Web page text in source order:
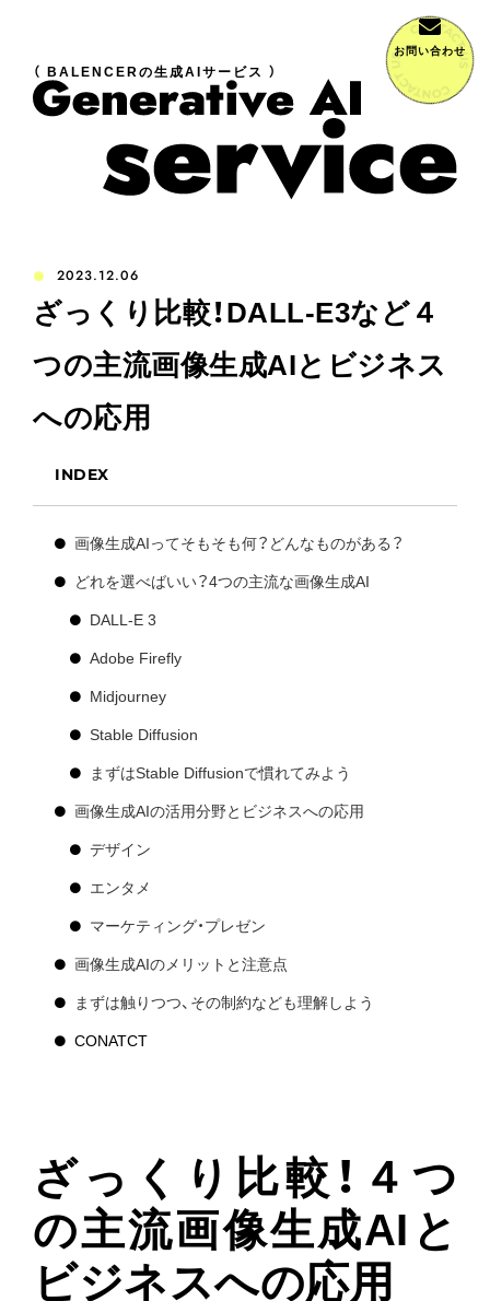
（ BALENCERの生成AIサービス ）
お問い合わせ
2023.12.06
ざっくり比較！DALL-E3など４
つの主流画像生成AIとビジネス
への応用
INDEX
画像生成AIってそもそも何？どんなものがある？
どれを選べばいい？4つの主流な画像生成AI
DALL-E 3
Adobe Firefly
Midjourney
Stable Diffusion
まずはStable Diffusionで慣れてみよう
画像生成AIの活用分野とビジネスへの応用
デザイン
エンタメ
マーケティング・プレゼン
画像生成AIのメリットと注意点
まずは触りつつ、その制約なども理解しよう
CONATCT
ざっくり比較！４つ
の主流画像生成AIと
ビジネスへの応用